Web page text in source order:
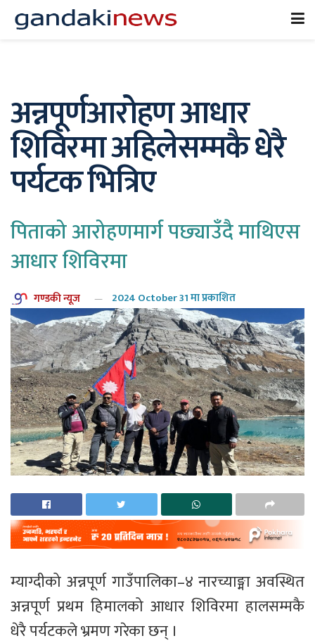
अन्नपूर्णआरोहण आधार
शिविरमा अहिलेसम्मकै धेरै
पर्यटक भित्रिए
पिताको आरोहणमार्ग पछ्याउँदै माथिएस
आधार शिविरमा
गण्डकी न्यूज 2024 October 31 मा प्रकाशित
म्याग्दीको अन्नपूर्ण गाउँपालिका–४ नारच्याङ्मा अवस्थित
अन्नपूर्ण प्रथम हिमालको आधार शिविरमा हालसम्मकै
धेरै पर्यटकले भ्रमण गरेका छन् ।